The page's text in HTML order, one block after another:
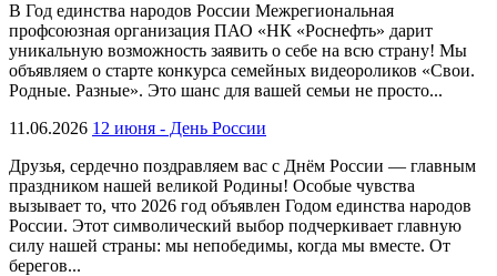
В Год единства народов России Межрегиональная
профсоюзная организация ПАО «НК «Роснефть» дарит
уникальную возможность заявить о себе на всю страну! Мы
объявляем о старте конкурса семейных видеороликов «Свои.
Родные. Разные». Это шанс для вашей семьи не просто...
11.06.2026 12 июня - День России
Друзья, сердечно поздравляем вас с Днём России — главным
праздником нашей великой Родины! Особые чувства
вызывает то, что 2026 год объявлен Годом единства народов
России. Этот символический выбор подчеркивает главную
силу нашей страны: мы непобедимы, когда мы вместе. От
берегов...